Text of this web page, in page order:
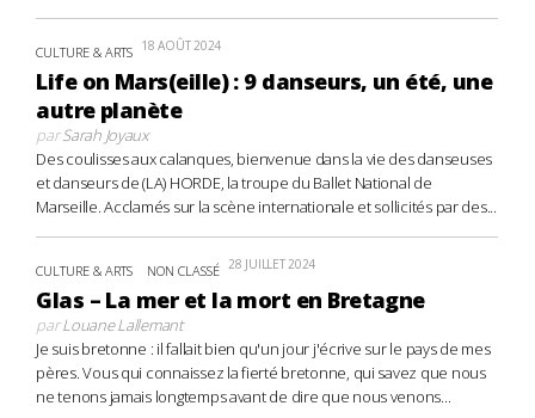
CULTURE & ARTS 18 AOÛT 2024
Life on Mars(eille) : 9 danseurs, un été, une
autre planète
parSarah Joyaux
Des coulisses aux calanques, bienvenue dans la vie des danseuses
et danseurs de (LA) HORDE, la troupe du Ballet National de
Marseille. Acclamés sur la scène internationale et sollicités par des...
CULTURE & ARTS NON CLASSÉ 28 JUILLET 2024
Glas – La mer et la mort en Bretagne
parLouane Lallemant
Je suis bretonne : il fallait bien qu'un jour j'écrive sur le pays de mes
pères. Vous qui connaissez la fierté bretonne, qui savez que nous
ne tenons jamais longtemps avant de dire que nous venons...